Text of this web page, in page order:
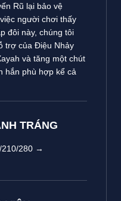
Rũ lại bảo vệ
người chơi thấy
đôi này, chúng tôi
trợ của Điệu Nhảy
và tăng một chút
hắn phù hợp kể cả
TRÁNG
210/280 →